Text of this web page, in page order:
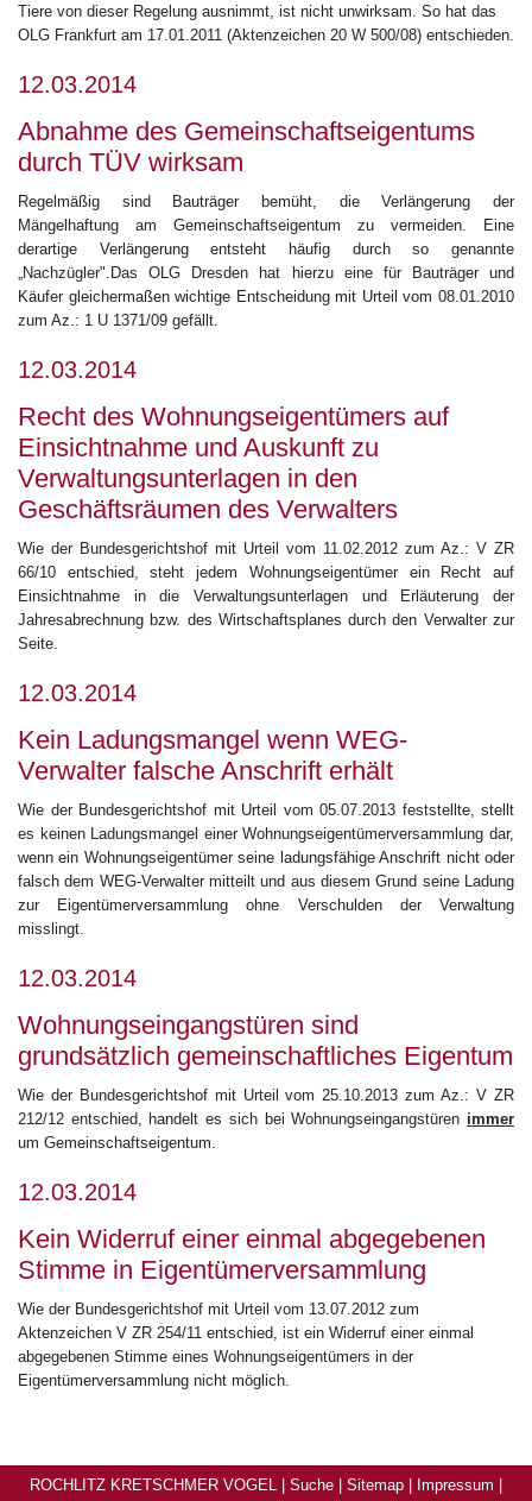
Tiere von dieser Regelung ausnimmt, ist nicht unwirksam. So hat das
OLG Frankfurt am 17.01.2011 (Aktenzeichen 20 W 500/08) entschieden.
12.03.2014
Abnahme des Gemeinschaftseigentums
durch TÜV wirksam
Regelmäßig sind Bauträger bemüht, die Verlängerung der
Mängelhaftung am Gemeinschaftseigentum zu vermeiden. Eine
derartige Verlängerung entsteht häufig durch so genannte
„Nachzügler".Das OLG Dresden hat hierzu eine für Bauträger und
Käufer gleichermaßen wichtige Entscheidung mit Urteil vom 08.01.2010
zum Az.: 1 U 1371/09 gefällt.
12.03.2014
Recht des Wohnungseigentümers auf
Einsichtnahme und Auskunft zu
Verwaltungsunterlagen in den
Geschäftsräumen des Verwalters
Wie der Bundesgerichtshof mit Urteil vom 11.02.2012 zum Az.: V ZR
66/10 entschied, steht jedem Wohnungseigentümer ein Recht auf
Einsichtnahme in die Verwaltungsunterlagen und Erläuterung der
Jahresabrechnung bzw. des Wirtschaftsplanes durch den Verwalter zur
Seite.
12.03.2014
Kein Ladungsmangel wenn WEG-
Verwalter falsche Anschrift erhält
Wie der Bundesgerichtshof mit Urteil vom 05.07.2013 feststellte, stellt
es keinen Ladungsmangel einer Wohnungseigentümerversammlung dar,
wenn ein Wohnungseigentümer seine ladungsfähige Anschrift nicht oder
falsch dem WEG-Verwalter mitteilt und aus diesem Grund seine Ladung
zur Eigentümerversammlung ohne Verschulden der Verwaltung
misslingt.
12.03.2014
Wohnungseingangstüren sind
grundsätzlich gemeinschaftliches Eigentum
Wie der Bundesgerichtshof mit Urteil vom 25.10.2013 zum Az.: V ZR
212/12 entschied, handelt es sich bei Wohnungseingangstüren immer
um Gemeinschaftseigentum.
12.03.2014
Kein Widerruf einer einmal abgegebenen
Stimme in Eigentümerversammlung
Wie der Bundesgerichtshof mit Urteil vom 13.07.2012 zum
Aktenzeichen V ZR 254/11 entschied, ist ein Widerruf einer einmal
abgegebenen Stimme eines Wohnungseigentümers in der
Eigentümerversammlung nicht möglich.
ROCHLITZ KRETSCHMER VOGEL | Suche Sitemap Impressum